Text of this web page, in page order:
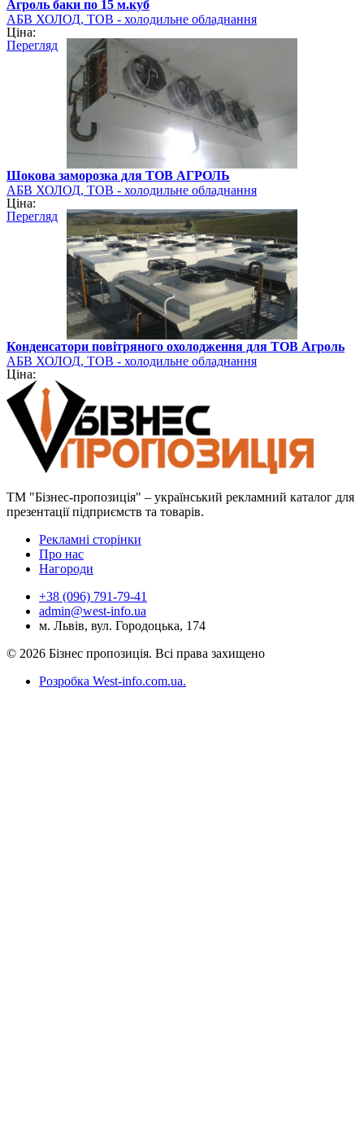
Агроль баки по 15 м.куб
АБВ ХОЛОД, ТОВ - холодильне обладнання
Ціна:
Перегляд
Шокова заморозка для ТОВ АГРОЛЬ
АБВ ХОЛОД, ТОВ - холодильне обладнання
Ціна:
Перегляд
Конденсатори повітряного охолодження для ТОВ Агроль
АБВ ХОЛОД, ТОВ - холодильне обладнання
Ціна:
ТМ "Бізнес-пропозиція" – український рекламний каталог для
презентації підприємств та товарів.
Рекламні сторінки
Про нас
Нагороди
+38 (096) 791-79-41
admin@west-info.ua
м. Львів, вул. Городоцька, 174
© 2026 Бізнес пропозиція. Всі права захищено
Розробка West-info.com.ua.